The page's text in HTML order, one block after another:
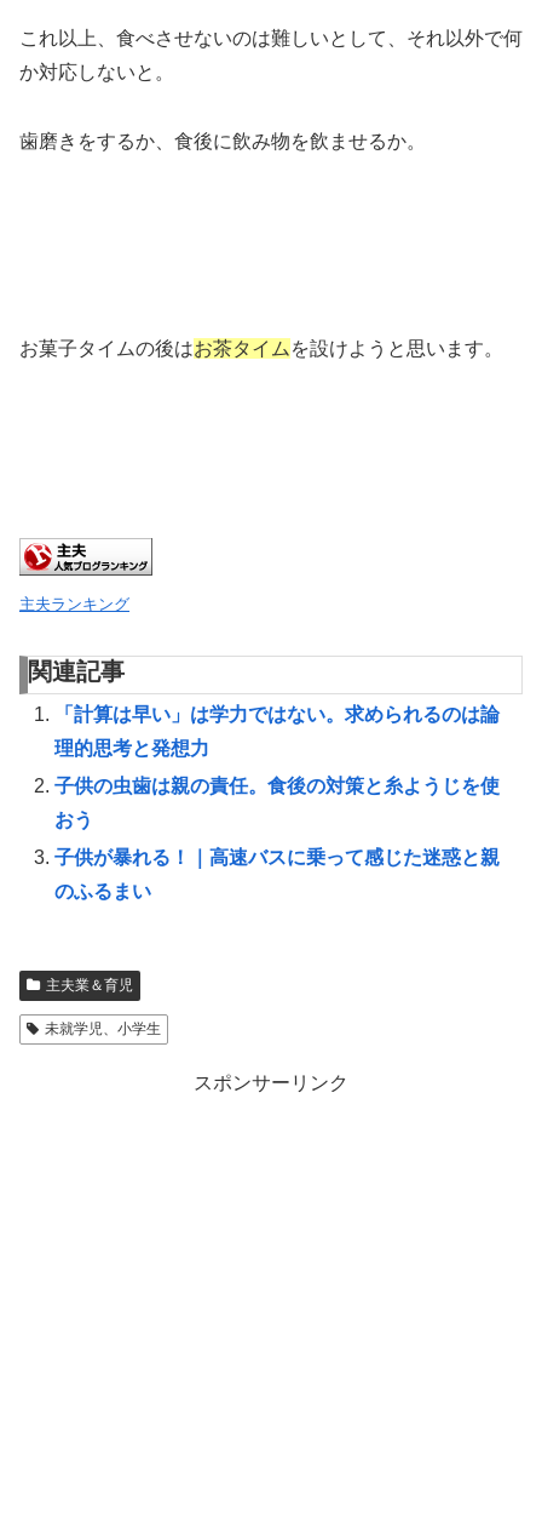
これ以上、食べさせないのは難しいとして、それ以外で何
か対応しないと。
歯磨きをするか、食後に飲み物を飲ませるか。
お菓子タイムの後はお茶タイム を設けようと思います。
主夫ランキング
関連記事
「計算は早い」は学力ではない。求められるのは論
理的思考と発想力
子供の虫歯は親の責任。食後の対策と糸ようじを使
おう
子供が暴れる！｜高速バスに乗って感じた迷惑と親
のふるまい
主夫業＆育児
未就学児、小学生
スポンサーリンク